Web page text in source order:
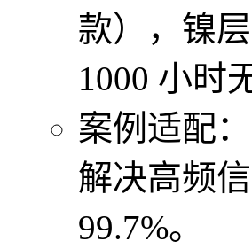
款），镍
1000 小时
案例适配
解决高频
99.7%。